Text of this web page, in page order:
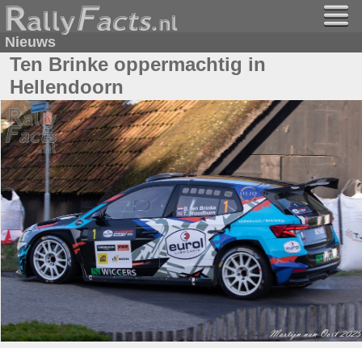
Nieuws
Ten Brinke oppermachtig in
Hellendoorn